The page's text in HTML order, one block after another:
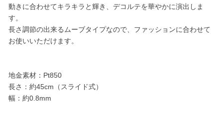
動きに合わせてキラキラと輝き、デコルテを華やかに演出しま
す。
長さ調節の出来るムーブタイプなので、ファッションに合わせて
お使いいただけます。
地金素材：Pt850
長さ：約45cm（スライド式）
幅：約0.8mm